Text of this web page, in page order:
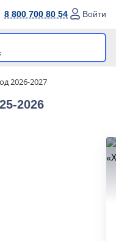
8 800 700 80 54 Войти
2026-2027
2026